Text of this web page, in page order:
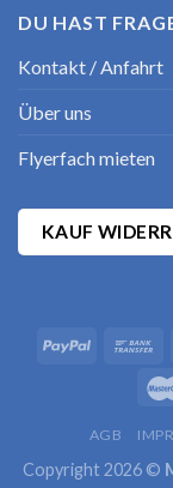
DU HAST
Kontakt / Anfahrt
Über uns
Flyerfach mieten
KAUF
AGB
Copyright 2026 ©